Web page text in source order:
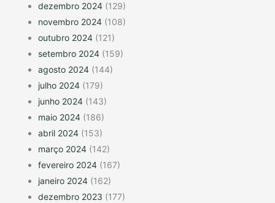
dezembro 2024 (129)
novembro 2024 (108)
outubro 2024 (121)
setembro 2024 (159)
agosto 2024 (144)
julho 2024 (179)
junho 2024 (143)
maio 2024 (186)
abril 2024 (153)
março 2024 (142)
fevereiro 2024 (167)
janeiro 2024 (162)
dezembro 2023 (177)